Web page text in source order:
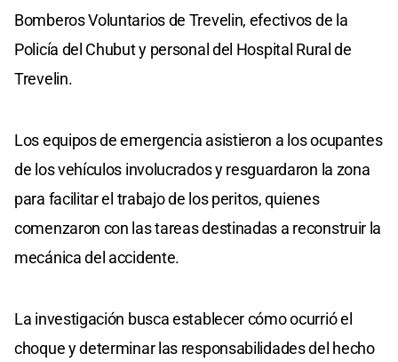
Bomberos Voluntarios de Trevelin, efectivos de la
Policía del Chubut y personal del Hospital Rural de
Trevelin.
Los equipos de emergencia asistieron a los ocupantes
de los vehículos involucrados y resguardaron la zona
para facilitar el trabajo de los peritos, quienes
comenzaron con las tareas destinadas a reconstruir la
mecánica del accidente.
La investigación busca establecer cómo ocurrió el
choque y determinar las responsabilidades del hecho